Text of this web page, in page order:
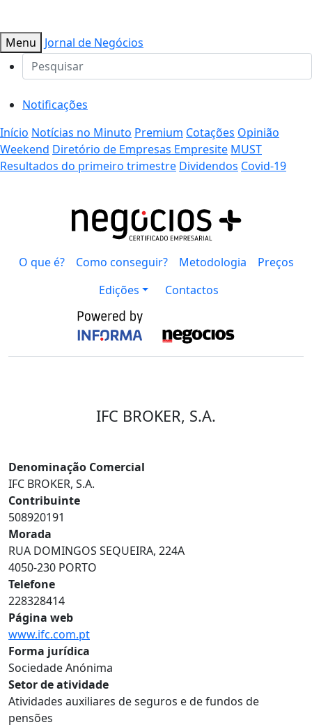
Menu Jornal de Negócios
Notificações
Início Notícias no Minuto Premium Cotações Opinião
Weekend Diretório de Empresas Empresite MUST
Resultados do primeiro trimestre Dividendos Covid-19
O que é? Como conseguir? Metodologia
Preços
Edições
Contactos
IFC BROKER, S.A.
Denominação Comercial
IFC BROKER, S.A.
Contribuinte
508920191
Morada
RUA DOMINGOS SEQUEIRA, 224A
4050-230 PORTO
Telefone
228328414
Página web
www.ifc.com.pt
Forma jurídica
Sociedade Anónima
Setor de atividade
Atividades auxiliares de seguros e de fundos de
pensões